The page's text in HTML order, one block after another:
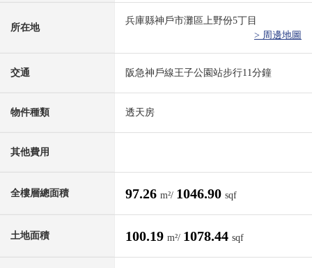
所在地
兵庫縣神戶市灘區上野份5丁目
> 周邊地圖
交通 阪急神戶線王子公園站步行11分鐘
物件種類 透天房
其他費用
全樓層總面積 97.26 m²/ 1046.90 sqf
土地面積 100.19 m²/ 1078.44 sqf